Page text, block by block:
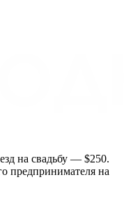
на свадьбу — $250.
предпринимателя на